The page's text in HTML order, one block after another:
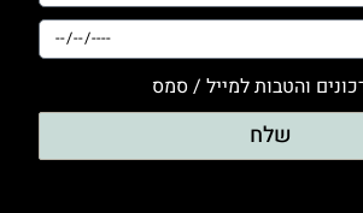
והטבות למייל / סמס
שלח